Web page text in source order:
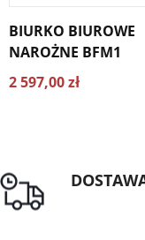
BIURKO BIUROWE
NAROŻNE BFM1
2 597,00 zł